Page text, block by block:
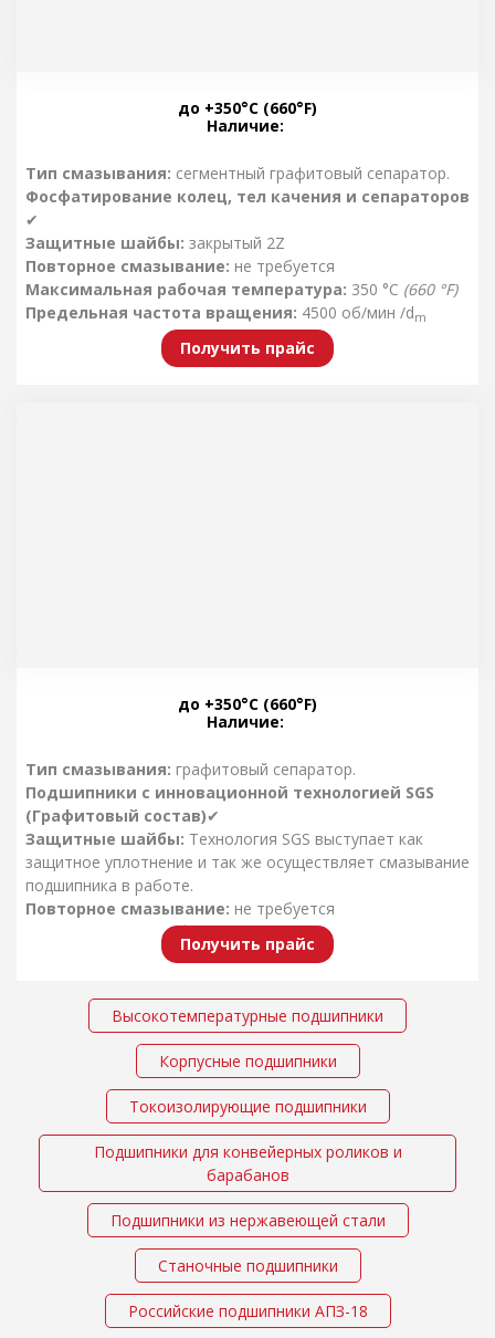
до +350°C (660°F)
Наличие:
Тип смазывания: cегментный графитовый сепаратор.
Фосфатирование колец, тел качения и сепараторов
✔
Защитные шайбы: закрытый 2Z
Повторное смазывание: не требуется
Максимальная рабочая температура: 350 °C (660 °F)
Предельная частота вращения: 4500 об/мин /dm
NSK, SKF, BECO
Получить прайс
до +350°C (660°F)
Наличие:
Тип смазывания: графитовый сепаратор.
Подшипники с инновационной технологией SGS
(Графитовый состав)✔
Защитные шайбы: Технология SGS выступает как
защитное уплотнение и так же осуществляет смазывание
подшипника в работе.
Повторное смазывание: не требуется
Максимальная рабочая температура:
Подшипники способны работать до 5-6 раз
Производство:АПЗ-18
Получить прайс
Высокотемпературные подшипники
Корпусные подшипники
Токоизолирующие подшипники
Подшипники для конвейерных роликов и
барабанов
Подшипники из нержавеющей стали
Станочные подшипники
Российские подшипники АПЗ-18